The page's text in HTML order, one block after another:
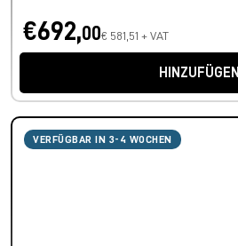
€692,00€ 581,51 + VAT
HINZUFÜGEN
VERFÜGBAR IN 3-4 WOCHEN